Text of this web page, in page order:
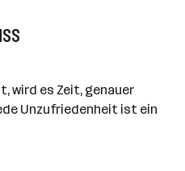
wird es Zeit, genauer
Unzufriedenheit ist ein